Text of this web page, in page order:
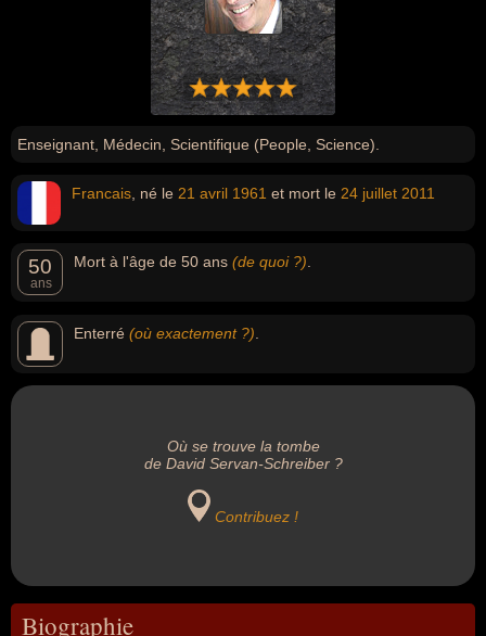
Enseignant, Médecin, Scientifique (People, Science).
Francais , né le 21 avril 1961 et mort le 24 juillet 2011
50
ans
Mort à l'âge de 50 ans (de quoi ?)
Enterré (où exactement ?)
Où se trouve la tombe
de David Servan-Schreiber ?
Contribuez !
Biographie